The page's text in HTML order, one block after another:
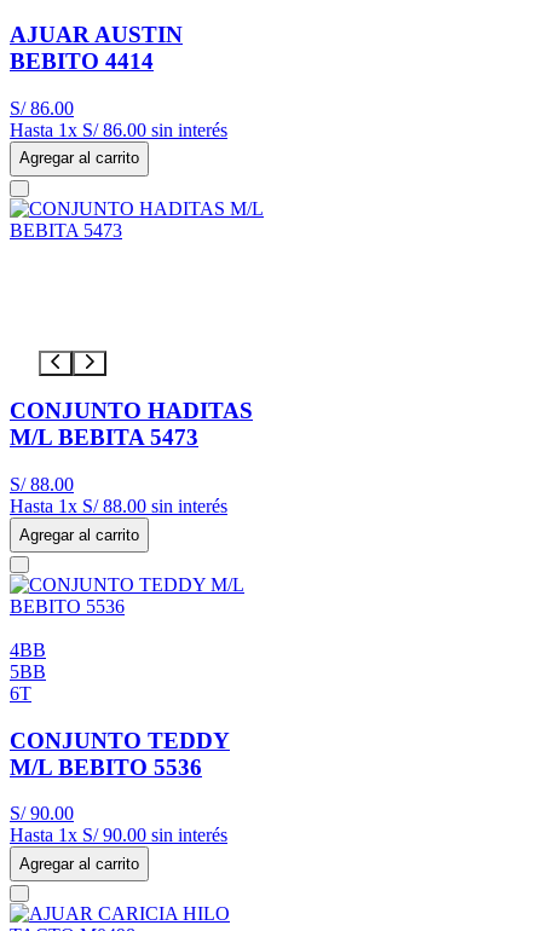
AJUAR AUSTIN
BEBITO 4414
S/ 86.00
Hasta 1x S/ 86.00 sin interés
Agregar al carrito
CONJUNTO HADITAS
M/L BEBITA 5473
S/ 88.00
Hasta 1x S/ 88.00 sin interés
Agregar al carrito
4BB
5BB
6T
CONJUNTO TEDDY
M/L BEBITO 5536
S/ 90.00
Hasta 1x S/ 90.00 sin interés
Agregar al carrito